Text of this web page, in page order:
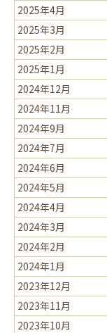
2025年4月
2025年3月
2025年2月
2025年1月
2024年12月
2024年11月
2024年9月
2024年7月
2024年6月
2024年5月
2024年4月
2024年3月
2024年2月
2024年1月
2023年12月
2023年11月
2023年10月